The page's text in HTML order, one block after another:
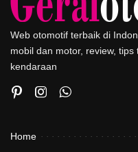
Web otomotif terbaik di
mobil dan motor, review, tips
kendaraan
Home